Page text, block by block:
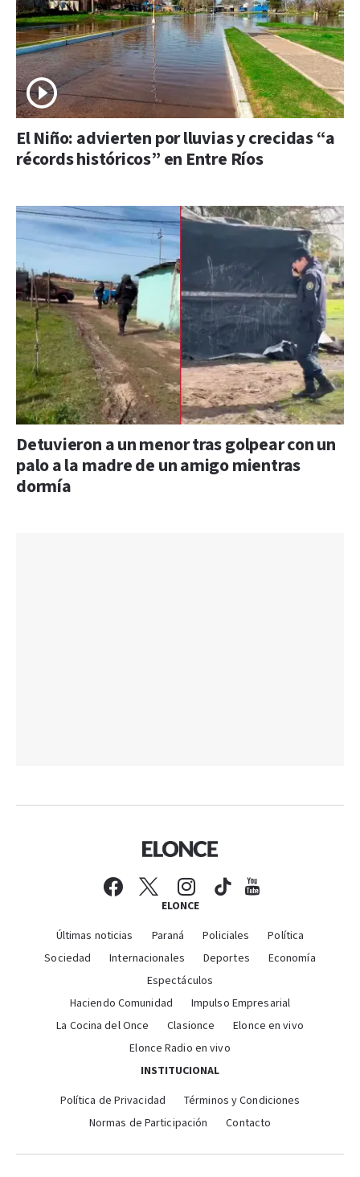
El Niño: advierten por lluvias y crecidas “a
récords históricos” en Entre Ríos
Detuvieron a un menor tras golpear con un
palo a la madre de un amigo mientras
dormía
ELONCE
Últimas noticias Paraná Policiales
Política
Sociedad
Internacionales Deportes
Economía
Espectáculos
Haciendo Comunidad
Impulso Empresarial
La Cocina del Once
Clasionce
Elonce en vivo
Elonce Radio en vivo
INSTITUCIONAL
Política de Privacidad
Términos y Condiciones
Normas de Participación
Contacto